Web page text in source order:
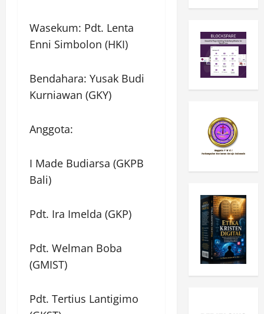
Wasekum: Pdt. Lenta
Enni Simbolon (HKI)
Bendahara: Yusak Budi
Kurniawan (GKY)
Anggota:
I Made Budiarsa (GKPB
Bali)
Pdt. Ira Imelda (GKP)
Pdt. Welman Boba
(GMIST)
Pdt. Tertius Lantigimo